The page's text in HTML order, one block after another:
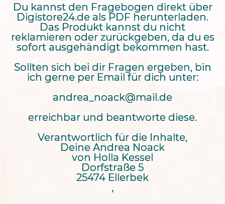
Du kannst den Fragebogen direkt über
Digistore24.de als PDF herunterladen.
Das Produkt kannst du nicht
reklamieren oder zurückgeben, da du es
sofort ausgehändigt bekommen hast.
Sollten sich bei dir Fragen ergeben, bin
ich gerne per Email für dich unter:
andrea_noack@mail.de
erreichbar und beantworte diese.
Verantwortlich für die Inhalte,
Deine Andrea Noack
von Holla Kessel
Dorfstraße 5
25474 Ellerbek
,